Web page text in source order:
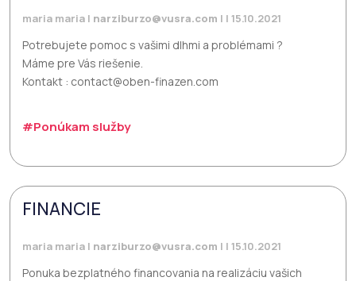
maria maria | narziburzo@vusra.com | | 15.10.2021
Potrebujete pomoc s vašimi dlhmi a problémami ?
Máme pre Vás riešenie.
Kontakt : contact@oben-finazen.com
#Ponúkam služby
FINANCIE
maria maria | narziburzo@vusra.com | | 15.10.2021
Ponuka bezplatného financovania na realizáciu vašich